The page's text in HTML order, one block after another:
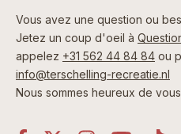
Vous avez une question ou
Jetez un coup d'oeil à
appelez +31 562 44 84 84 ou
info@terschelling-recreatie.nl
Nous sommes heureux de